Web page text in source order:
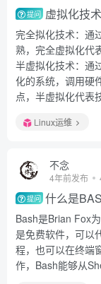
提问 虚拟化技
完全拟化技术：通
熟，完全虚拟化代
半虚拟化技术：通
化的系统，调用硬
点，半虚拟化代表
Linux运维
不念
4年前发布
提问 什么是
Bash是Brian Fox
是免费软件，可以
程，也可以在终端
作，Bash能够从